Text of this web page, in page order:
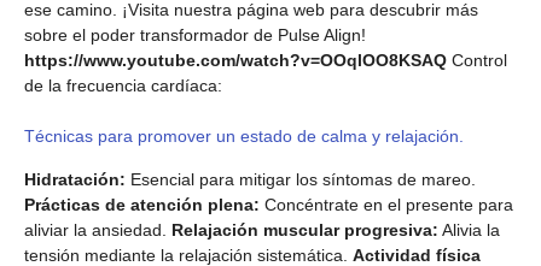
ese camino. ¡Visita nuestra página web para descubrir más
sobre el poder transformador de Pulse Align!
https://www.youtube.com/watch?v=OOqlOO8KSAQ Control
de la frecuencia cardíaca:
Técnicas para promover un estado de calma y relajación.
Hidratación: Esencial para mitigar los síntomas de mareo.
Prácticas de atención plena: Concéntrate en el presente para
aliviar la ansiedad. Relajación muscular progresiva: Alivia la
tensión mediante la relajación sistemática. Actividad física